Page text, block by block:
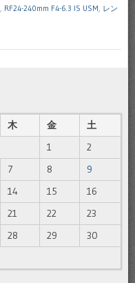
RF24-240mm F4-6.3 IS USM レン
木 金
土
1
2
7 8
9
14 15
16
21 22
23
28 29
30